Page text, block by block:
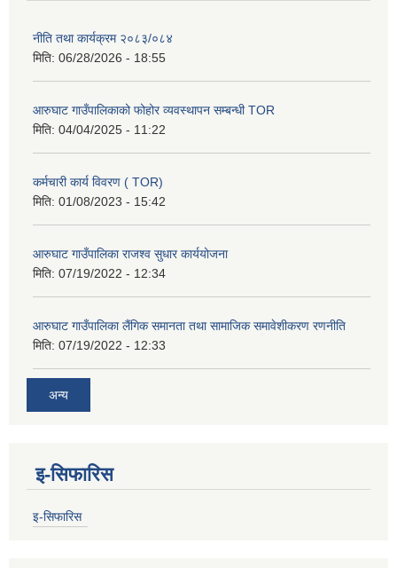
नीति तथा कार्यक्रम २०८३/०८४
मिति: 06/28/2026 - 18:55
आरुघाट गाउँपालिकाको फोहोर व्यवस्थापन सम्बन्धी TOR
मिति: 04/04/2025 - 11:22
कर्मचारी कार्य विवरण ( TOR)
मिति: 01/08/2023 - 15:42
आरुघाट गाउँपालिका राजश्व सुधार कार्ययोजना
मिति: 07/19/2022 - 12:34
आरुघाट गाउँपालिका लैंगिक समानता तथा सामाजिक समावेशीकरण रणनीति
मिति: 07/19/2022 - 12:33
अन्य
इ-सिफारिस
इ-सिफारिस